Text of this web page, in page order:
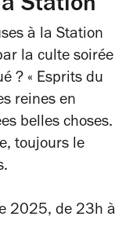
Station
à la Station
la culte soirée
? « Esprits du
reines en
belles choses.
toujours le
2025, de 23h à